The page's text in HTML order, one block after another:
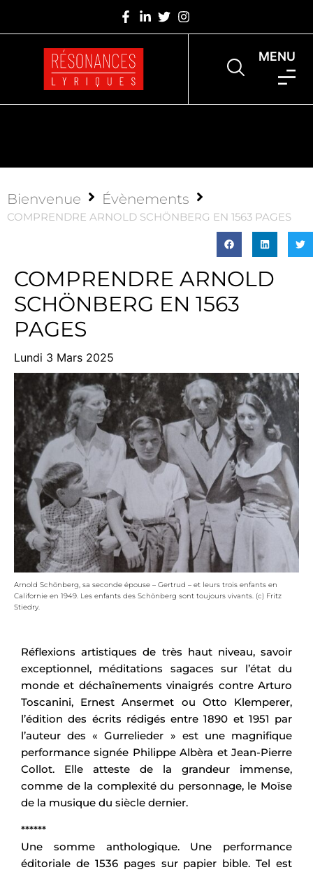
MENU
Bienvenue Évènements
COMPRENDRE ARNOLD SCHÖNBERG EN 1563 PAGES
COMPRENDRE ARNOLD
SCHÖNBERG EN 1563
PAGES
Lundi 3 Mars 2025
Arnold Schönberg, sa seconde épouse – Gertrud – et leurs trois enfants en
Californie en 1949. Les enfants des Schönberg sont toujours vivants. (c) Fritz
Stiedry.
Réflexions artistiques de très haut niveau, savoir
exceptionnel, méditations sagaces sur l’état du
monde et déchaînements vinaigrés contre Arturo
Toscanini, Ernest Ansermet ou Otto Klemperer,
l’édition des écrits rédigés entre 1890 et 1951 par
l’auteur des « Gurrelieder » est une magnifique
performance signée Philippe Albèra et Jean-Pierre
Collot. Elle atteste de la grandeur immense,
comme de la complexité du personnage, le Moïse
de la musique du siècle dernier.
******
Une somme anthologique. Une performance
éditoriale de 1536 pages sur papier bible. Tel est